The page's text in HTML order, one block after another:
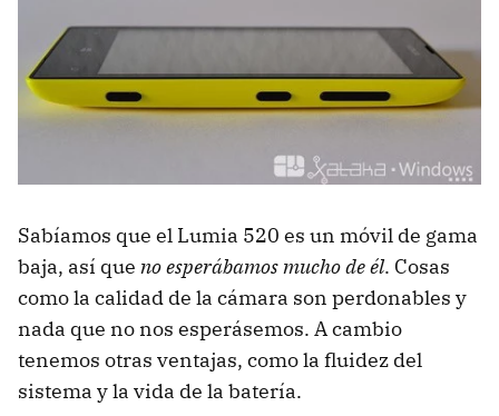
Sabíamos que el Lumia 520 es un móvil de gama
baja, así que no esperábamos mucho de él. Cosas
como la calidad de la cámara son perdonables y
nada que no nos esperásemos. A cambio
tenemos otras ventajas, como la fluidez del
sistema y la vida de la batería.